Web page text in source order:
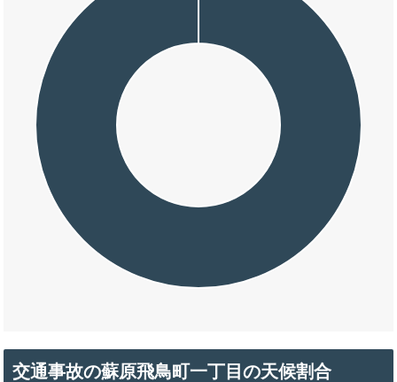
交通事故の蘇原飛鳥町一丁目の天候割合